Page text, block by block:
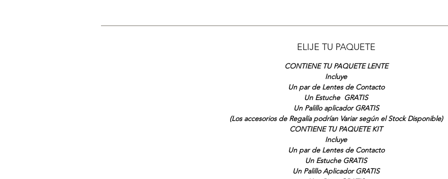
ELIJE TU PAQUETE
CONTIENE TU PAQUETE LENTE
Incluye
Un par de Lentes de Contacto
Un Estuche GRATIS
Un Palillo aplicador GRATIS
(Los accesorios de Regalía podrían Variar según el Stock Disponible)
CONTIENE TU PAQUETE KIT
Incluye
Un par de Lentes de Contacto
Un Estuche GRATIS
Un Palillo Aplicador GRATIS